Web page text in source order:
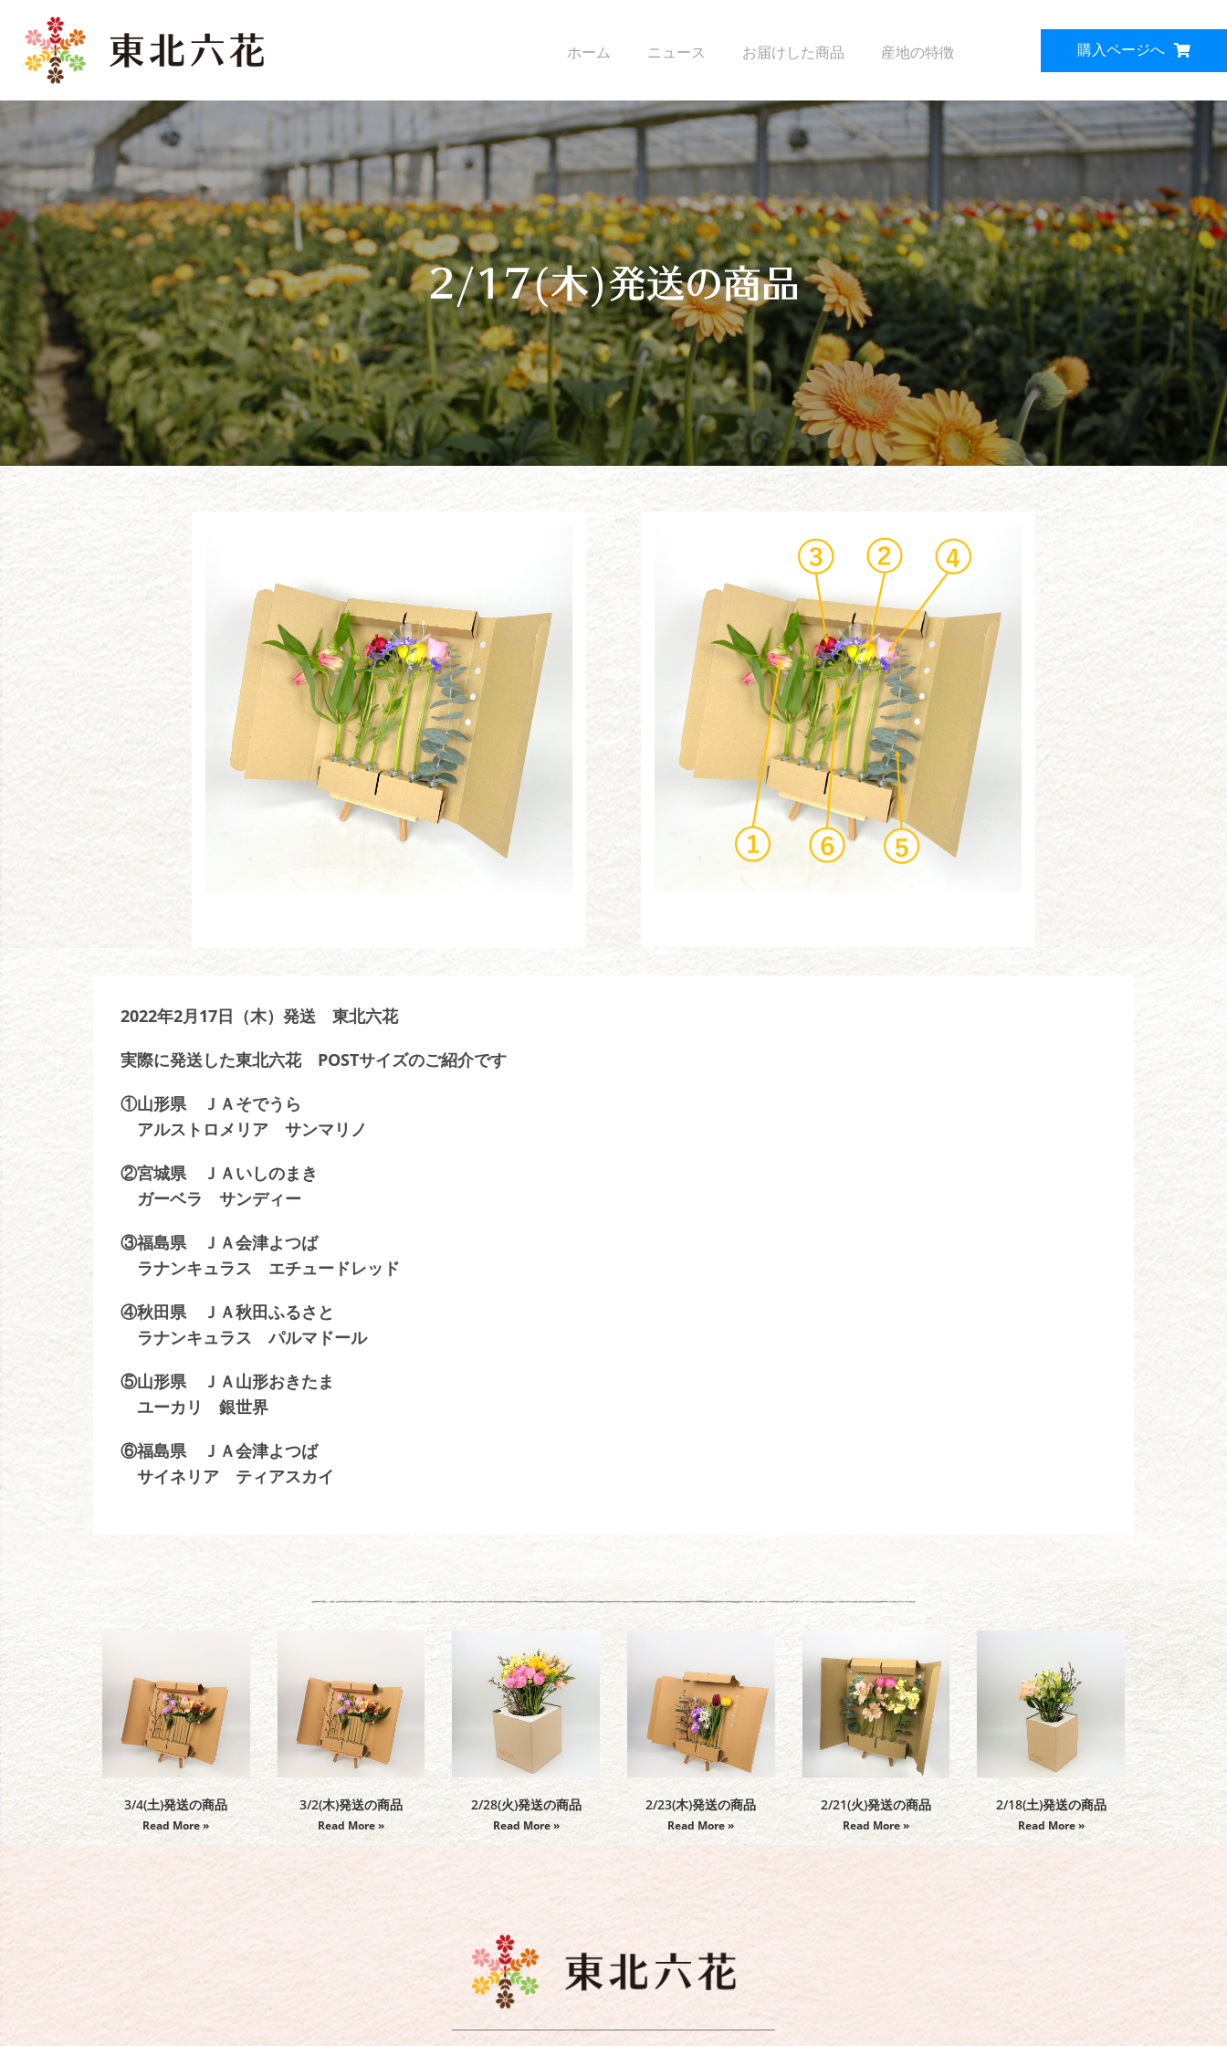
ホーム ニュース お届けした商品 産地の特徴 購入ページへ
2/17(木)発送の商品
2022年2月17日（木）発送 東北六花
実際に発送した東北六花 POSTサイズのご紹介です
①山形県 ＪＡそでうら
アルストロメリア サンマリノ
②宮城県 ＪＡいしのまき
ガーベラ サンディー
③福島県 ＪＡ会津よつば
ラナンキュラス エチュードレッド
④秋田県 ＪＡ秋田ふるさと
ラナンキュラス パルマドール
⑤山形県 ＪＡ山形おきたま
ユーカリ 銀世界
⑥福島県 ＪＡ会津よつば
サイネリア ティアスカイ
3/4(土)発送の商品
Read More »
3/2(木)発送の商品
Read More »
2/28(火)発送の商品
Read More »
2/23(木)発送の商品
Read More »
2/21(火)発送の商品
Read More »
2/18(土)発送の商品
Read More »